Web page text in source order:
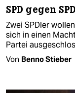
SPD gegen SPD
Zwei SPDler
sich in einen
Partei
Von Benno Stieber